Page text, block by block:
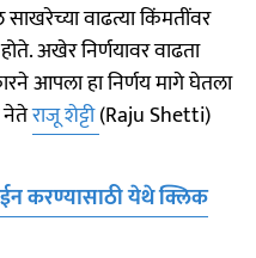
वाढत्या किंमतींवर
अखेर निर्णयावर वाढता
आपला हा निर्णय मागे घेतला
नेतेराजू शेट्टी(Raju Shetti)
करण्यासाठी येथे क्लिक